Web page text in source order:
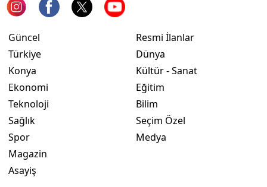
Güncel
Türkiye
Konya
Ekonomi
Teknoloji
Sağlık
Spor
Magazin
Asayiş
Resmi İlanlar
Dünya
Kültür - Sanat
Eğitim
Bilim
Seçim Özel
Medya